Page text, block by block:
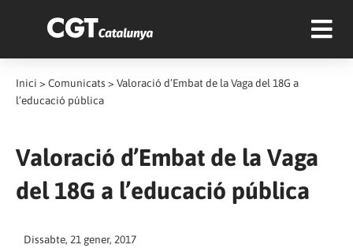
Inici > Comunicats > Valoració d’Embat de la Vaga del 18G a
l’educació pública
Valoració d’Embat de la Vaga
del 18G a l’educació pública
Dissabte, 21 gener, 2017